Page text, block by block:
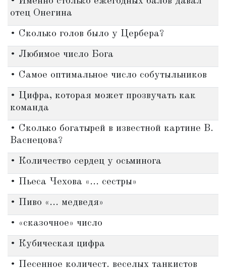
отец Онегина
• Сколько голов было у Цербера?
• Любимое число Бога
• Самое оптимальное число собутыльников
• Цифра, которая может прозвучать как
команда
• Сколько богатырей в известной картине В.
Васнецова?
• Количество сердец у осьминога
• Пьеса Чехова «... сестры»
• Пиво «... медведя»
• «сказочное» число
• Кубическая цифра
• Песенное количест. веселых танкистов